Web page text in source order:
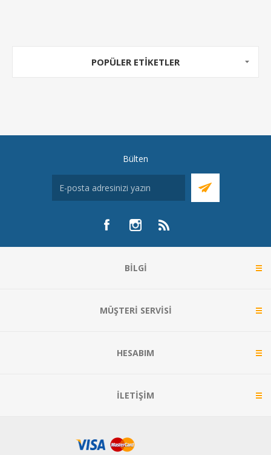
POPÜLER ETIKETLER
Bülten
BILGI
MÜŞTERI SERVISI
HESABIM
İLETIŞIM